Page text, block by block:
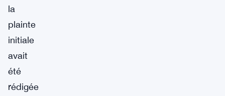
la
plainte
initiale
avait
été
rédigée